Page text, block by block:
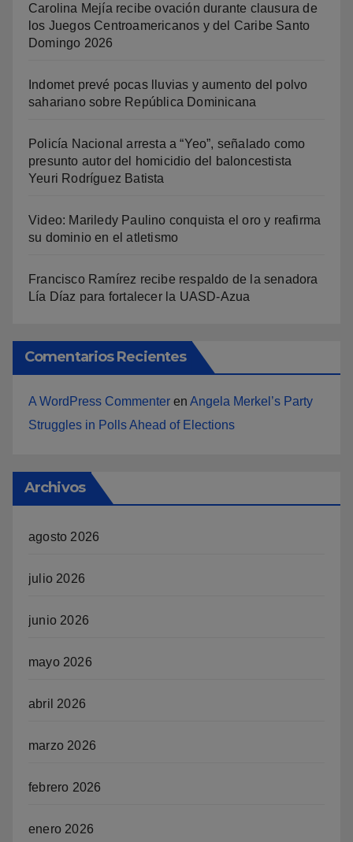
Carolina Mejía recibe ovación durante clausura de
los Juegos Centroamericanos y del Caribe Santo
Domingo 2026
Indomet prevé pocas lluvias y aumento del polvo
sahariano sobre República Dominicana
Policía Nacional arresta a “Yeo”, señalado como
presunto autor del homicidio del baloncestista
Yeuri Rodríguez Batista
Video: Mariledy Paulino conquista el oro y reafirma
su dominio en el atletismo
Francisco Ramírez recibe respaldo de la senadora
Lía Díaz para fortalecer la UASD-Azua
Comentarios Recientes
A WordPress Commenter en Angela Merkel’s Party
Struggles in Polls Ahead of Elections
Archivos
agosto 2026
julio 2026
junio 2026
mayo 2026
abril 2026
marzo 2026
febrero 2026
enero 2026